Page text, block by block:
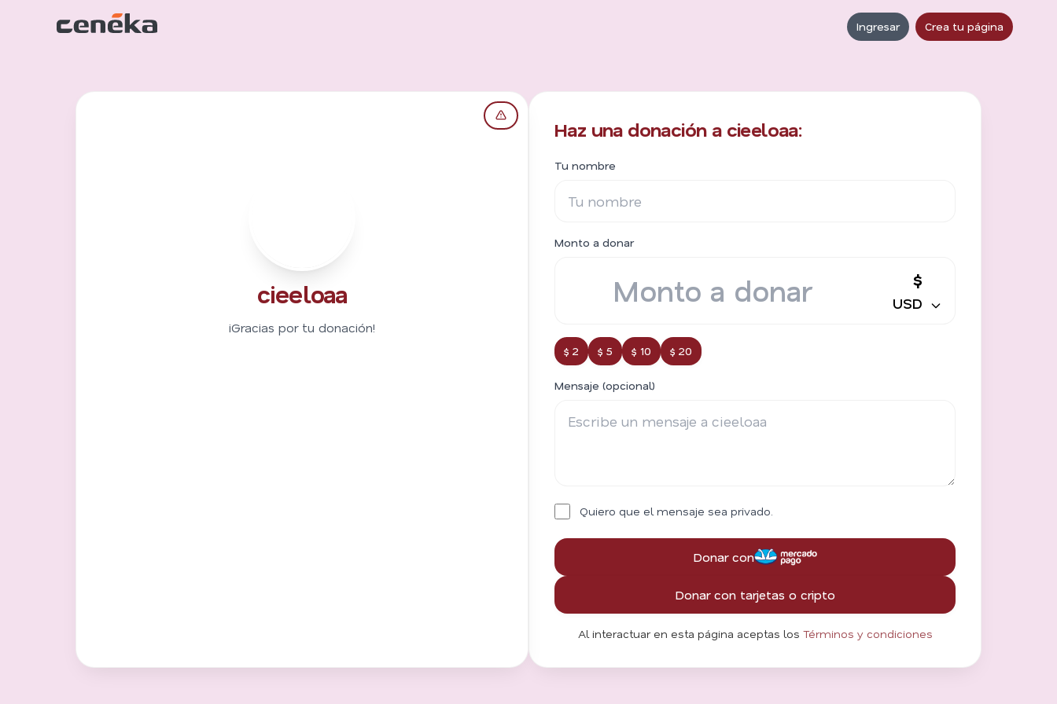
Ingresar Crea tu página
cieeloaa
¡Gracias por tu donación!
Haz una donación a cieeloaa:
Tu nombre
Monto a donar
$
USD
$ 2 $ 5 $ 10 $ 20
Mensaje (opcional)
Quiero que el mensaje sea privado.
Donar con
Donar con tarjetas o cripto
Al interactuar en esta página aceptas los Términos y condiciones